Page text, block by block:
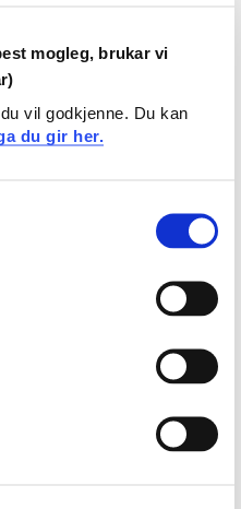
mogleg, brukar vi
vil godkjenne. Du kan
du gir her.
utdanning.
kunnskapar på
faglege verktøy.